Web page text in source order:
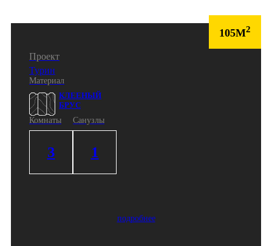
105М2
Проект
Турин
Материал
КЛЕЕНЫЙ
БРУС
Комнаты
3
Санузлы
1
подробнее